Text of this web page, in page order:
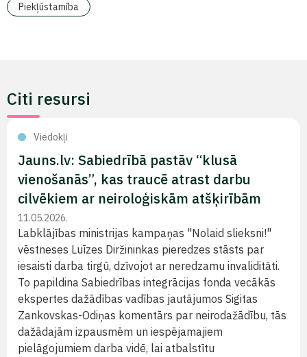
Piekļūstamība
Citi resursi
Viedokļi
Jauns.lv: Sabiedrībā pastāv “klusā
vienošanās”, kas traucē atrast darbu
cilvēkiem ar neiroloģiskām atšķirībām
11.05.2026.
Labklājības ministrijas kampaņas "Nolaid slieksni!"
vēstneses Luīzes Diržininkas pieredzes stāsts par
iesaisti darba tirgū, dzīvojot ar neredzamu invaliditāti.
To papildina Sabiedrības integrācijas fonda vecākās
ekspertes dažādības vadības jautājumos Sigitas
Zankovskas-Odiņas komentārs par neirodažādību, tās
dažādajām izpausmēm un iespējamajiem
pielāgojumiem darba vidē, lai atbalstītu